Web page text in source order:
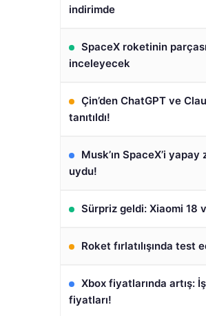
indirimde
SpaceX roketinin
inceleyecek
Çin’den ChatGPT ve
tanıtıldı!
Musk’ın SpaceX’i
uydu!
Sürpriz geldi: Xiaomi 18
Roket fırlatılışında test
Xbox fiyatlarında artış:
fiyatları!